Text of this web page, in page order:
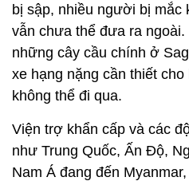
bị sập, nhiều người bị mắc
vẫn chưa thể đưa ra ngoài.
những cây cầu chính ở
xe hạng nặng cần thiết
không thể đi qua.
Viện trợ khẩn cấp và các
như Trung Quốc, Ấn Độ,
Nam Á đang đến